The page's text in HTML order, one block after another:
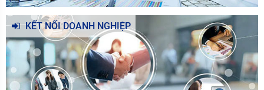
KẾT NỐI DOANH NGHIỆP